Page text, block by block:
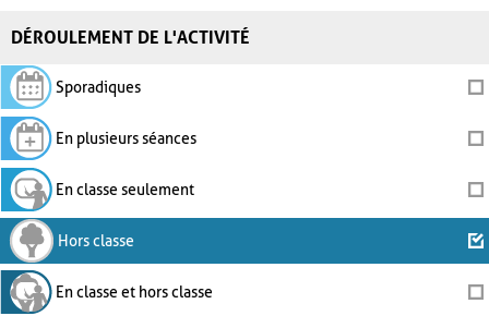
DÉROULEMENT DE L'ACTIVITÉ
Sporadiques
En plusieurs séances
En classe seulement
Hors classe
En classe et hors classe